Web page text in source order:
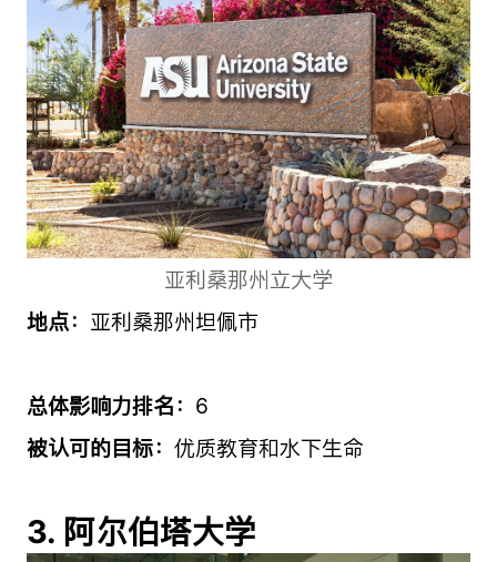
亚利桑那州立大学
地点： 亚利桑那州坦佩市
总体影响力排名： 6
被认可的目标： 优质教育和水下生命
3. 阿尔伯塔大学